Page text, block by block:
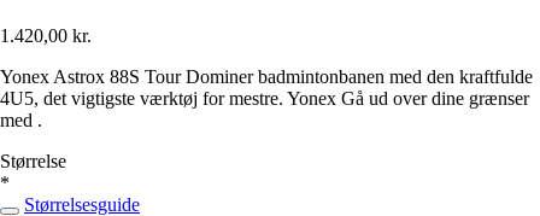
1.420,00 kr.
Yonex Astrox 88S Tour Dominer badmintonbanen med den kraftfulde
4U5, det vigtigste værktøj for mestre. Yonex Gå ud over dine grænser
med .
Størrelse
*
Størrelsesguide